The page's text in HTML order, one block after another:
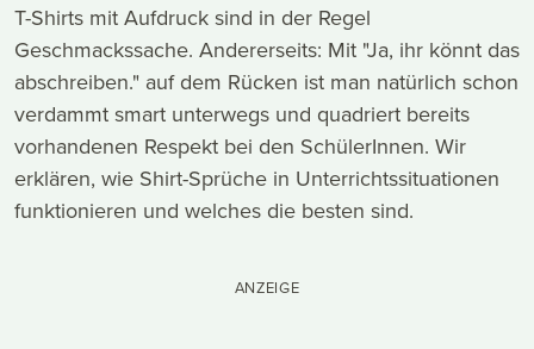
T-Shirts mit Aufdruck sind in der Regel
Geschmackssache. Andererseits: Mit "Ja, ihr könnt das
abschreiben." auf dem Rücken ist man natürlich schon
verdammt smart unterwegs und quadriert bereits
vorhandenen Respekt bei den SchülerInnen. Wir
erklären, wie Shirt-Sprüche in Unterrichtssituationen
funktionieren und welches die besten sind.
ANZEIGE